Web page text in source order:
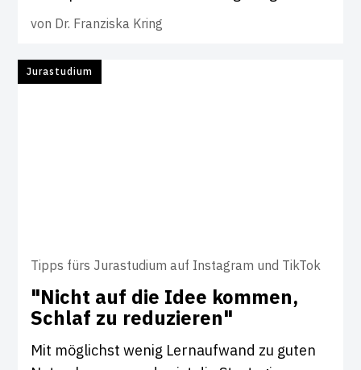
von Dr. Franziska Kring
Jurastudium
Tipps fürs Jurastudium auf Instagram und TikTok
"Nicht auf die Idee kommen,
Schlaf zu redu­zieren"
Mit möglichst wenig Lernaufwand zu guten